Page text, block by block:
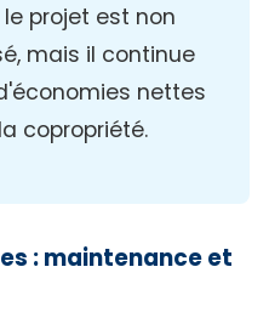
projet est non
mais il continue
nettes
copropriété.
: maintenance et